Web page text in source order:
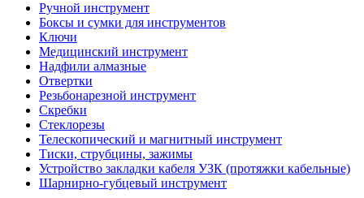
Ручной инструмент
Боксы и сумки для инструментов
Ключи
Медицинский инструмент
Надфили алмазные
Отвертки
Резьбонарезной инструмент
Скребки
Стеклорезы
Телескопический и магнитный инструмент
Тиски, струбцины, зажимы
Устройство закладки кабеля УЗК (протяжки кабельные)
Шарнирно-губцевый инструмент